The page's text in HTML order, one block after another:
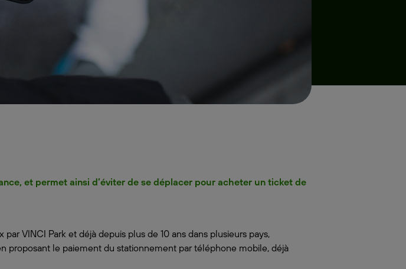
et permet ainsi d’éviter de se déplacer pour acheter un ticket de
VINCI Park et déjà depuis plus de 10 ans dans plusieurs pays,
proposant le paiement du stationnement par téléphone mobile, déjà